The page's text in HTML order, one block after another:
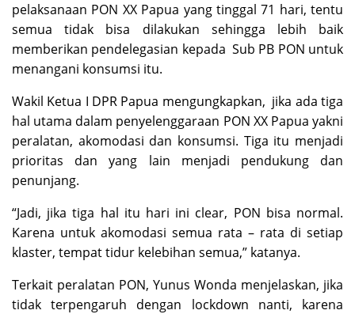
pelaksanaan PON XX Papua yang tinggal 71 hari, tentu
semua tidak bisa dilakukan sehingga lebih baik
memberikan pendelegasian kepada Sub PB PON untuk
menangani konsumsi itu.
Wakil Ketua I DPR Papua mengungkapkan, jika ada tiga
hal utama dalam penyelenggaraan PON XX Papua yakni
peralatan, akomodasi dan konsumsi. Tiga itu menjadi
prioritas dan yang lain menjadi pendukung dan
penunjang.
“Jadi, jika tiga hal itu hari ini clear, PON bisa normal.
Karena untuk akomodasi semua rata – rata di setiap
klaster, tempat tidur kelebihan semua,” katanya.
Terkait peralatan PON, Yunus Wonda menjelaskan, jika
tidak terpengaruh dengan lockdown nanti, karena